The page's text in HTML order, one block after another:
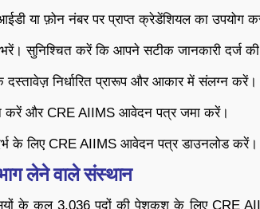
या फ़ोन नंबर पर प्राप्त क्रेडेंशियल का
सुनिश्चित करें कि आपने सटीक जानकारी दर्ज
निर्धारित प्रारूप और आकार में संलग्न करें।
करें और CRE AIIMS आवेदन पत्र जमा करें।
के लिए CRE AIIMS आवेदन पत्र डाउनलोड करें।
लेने वाले संस्थान
के कुल 3,036 पदों की पेशकश के लिए CRE